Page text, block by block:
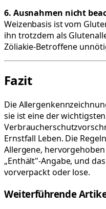
6. Ausnahmen nicht
Weizenbasis ist vom
ihn trotzdem als
Zöliakie-Betroffene
Fazit
Die
sie ist eine der wichtigsten
Ernstfall Leben. Die
Allergene,
„Enthält"-Angabe, und
vorverpackt oder lose.
Weiterführende